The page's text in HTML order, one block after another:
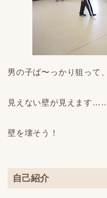
男の子ば〜っかり狙って
見えない壁が見えます
壁を壊そう！
自己紹介